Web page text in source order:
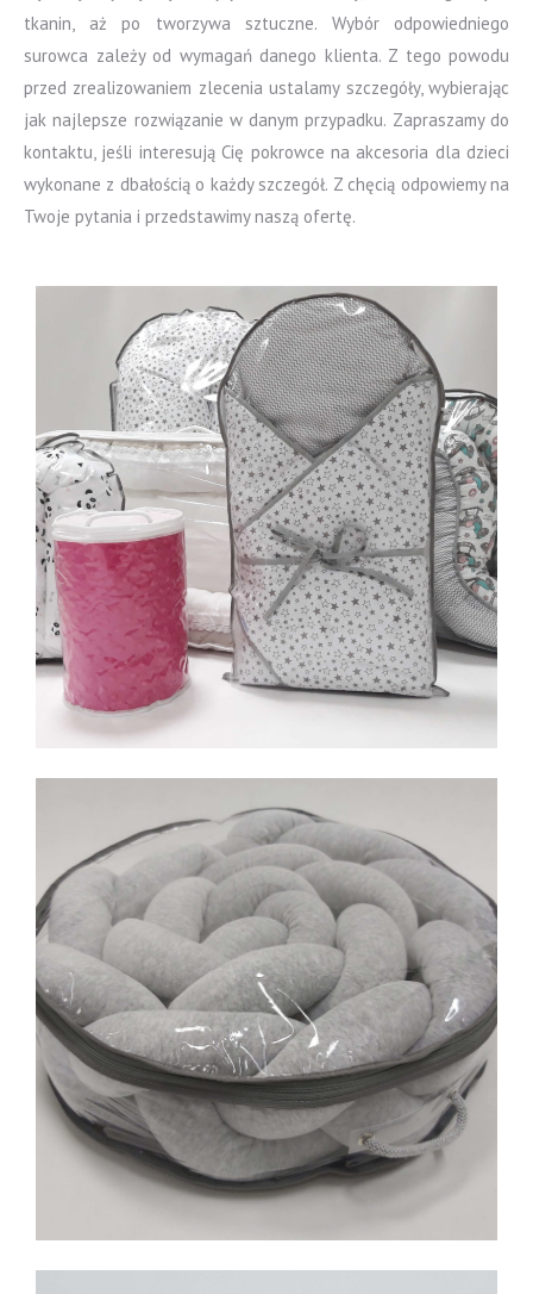
tkanin, aż po tworzywa sztuczne. Wybór odpowiedniego
surowca zależy od wymagań danego klienta. Z tego powodu
przed zrealizowaniem zlecenia ustalamy szczegóły, wybierając
jak najlepsze rozwiązanie w danym przypadku. Zapraszamy do
kontaktu, jeśli interesują Cię pokrowce na akcesoria dla dzieci
wykonane z dbałością o każdy szczegół. Z chęcią odpowiemy na
Twoje pytania i przedstawimy naszą ofertę.